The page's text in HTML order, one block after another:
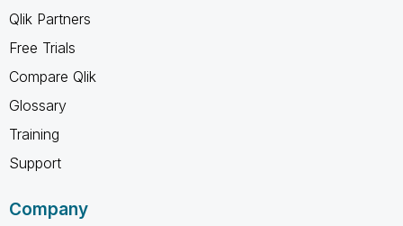
Qlik Partners
Free Trials
Compare Qlik
Glossary
Training
Support
Company